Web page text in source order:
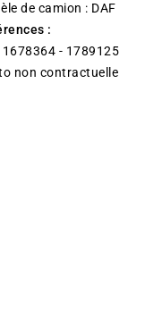
de camion : DAF
:
1678364 - 1789125
non contractuelle